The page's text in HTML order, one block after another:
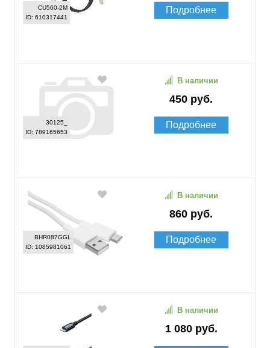
CU560-2M
ID: 610317441
Подробнее
30125_
ID: 789165653
450 руб.
В наличии
Подробнее
BHR087GGL
ID: 1085981061
860 руб.
В наличии
Подробнее
1 080 руб.
В наличии